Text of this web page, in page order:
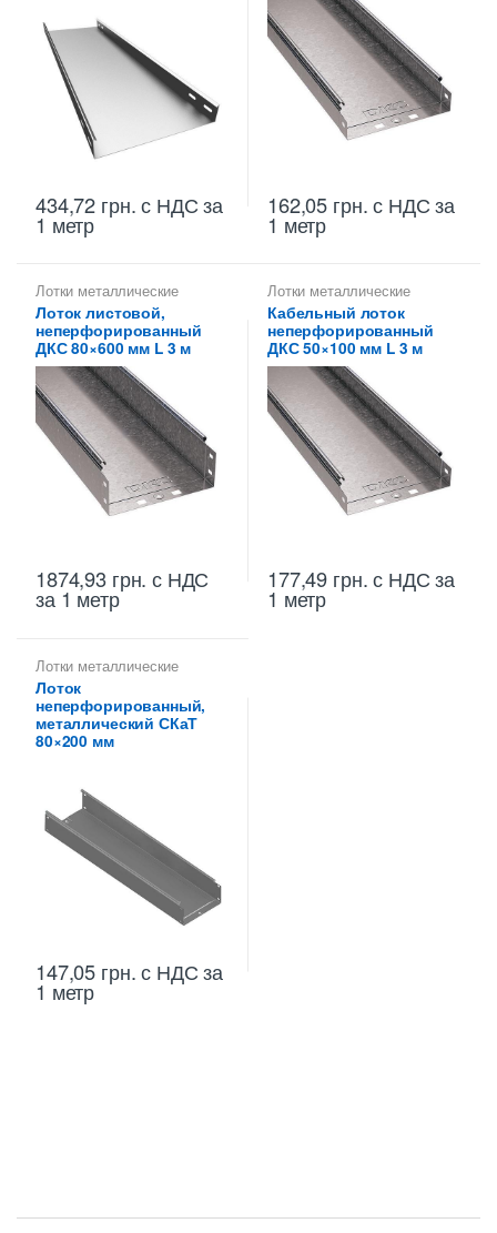
434,72 грн.с НДС за
1 метр
162,05 грн.с НДС за
1 метр
Лотки металлические
высотой 80 мм Лотки
неперфорированные ДКС
Металлические огнеупорные
лотки,Неперфорированные
лотки высотой 80 мм
Лоток листовой,
неперфорированный
ДКС 80×600 мм L 3 м
1874,93 грн. с НДС
за 1 метр
Лотки металлические
высотой 50 мм
неперфорированные ДКС
Металлические огнеупорные
лотки,Неперфорированные
лотки высотой 50 мм
Кабельный лоток
неперфорированный
ДКС 50×100 мм L 3 м
177,49 грн.с НДС за
1 метр
Лотки металлические
высотой 80 мм
Неперфорированные лотки
высотой 80 мм
Лоток
неперфорированный,
металлический СКаТ
80×200 мм
147,05 грн.с НДС за
1 метр